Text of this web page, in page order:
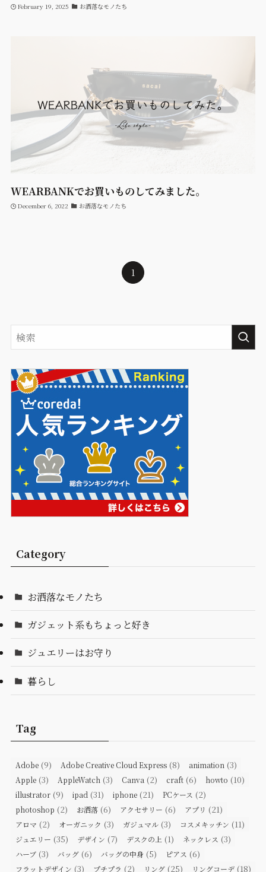
February 19, 2025 お洒落なモノたち
WEARBANKでお買いものしてみました。
December 6, 2022 お洒落なモノたち
1
Category
お洒落なモノたち
ガジェット系もちょっと好き
ジュエリーはお守り
暮らし
Tag
Adobe (9) Adobe Creative Cloud Express (8) animation (3)
Apple (3) AppleWatch (3) Canva (2) craft (6) howto (10)
illustrator (9) ipad (31) iphone (21) PCケース (2)
photoshop (2) お洒落 (6) アクセサリー (6) アプリ (21)
アロマ (2) オーガニック (3) ガジュマル (3) コスメキッチン (11)
ジュエリー (35) デザイン (7) デスクの上 (1) ネックレス (3)
ハーブ (3) バッグ (6) バッグの中身 (5) ピアス (6)
フラットデザイン (3) プチプラ (2) リング (25) リングコーデ (18)